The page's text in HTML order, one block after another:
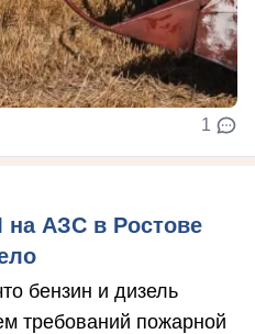
1
АЗС в Ростове
бензин и дизель
требований пожарной